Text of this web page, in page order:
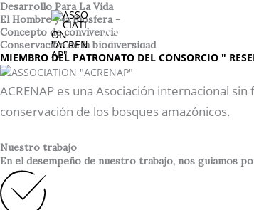
Ir
al
contenido
ASSOCIATION
Desarrollo Para La Vida
El Hombre y la Biosfera -
Concepto de convivencia
Conservación de la biodiversidad
MIEMBRO DEL PATRONATO DEL CONSORCIO "
ACRENAP es una Asociación internacional
conservación de los bosques amazónicos.
Nuestro trabajo
En el desempeño de nuestro trabajo, nos guiamos